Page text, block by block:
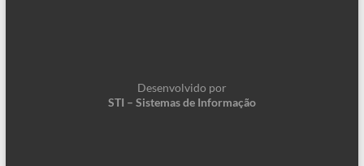
Desenvolvido por
STI – Sistemas de Informação